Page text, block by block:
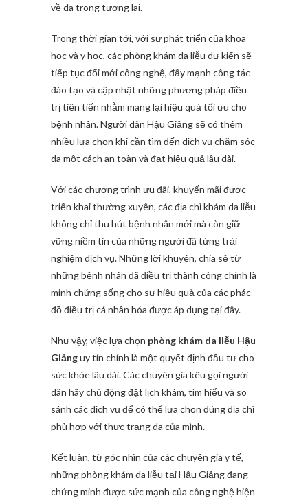
về da trong tương lai.
Trong thời gian tới, với sự phát triển của khoa
học và y học, các phòng khám da liễu dự kiến sẽ
tiếp tục đổi mới công nghệ, đẩy mạnh công tác
đào tạo và cập nhật những phương pháp điều
trị tiên tiến nhằm mang lại hiệu quả tối ưu cho
bệnh nhân. Người dân Hậu Giảng sẽ có thêm
nhiều lựa chọn khi cần tìm đến dịch vụ chăm sóc
da một cách an toàn và đạt hiệu quả lâu dài.
Với các chương trình ưu đãi, khuyến mãi được
triển khai thường xuyên, các địa chỉ khám da liễu
không chỉ thu hút bệnh nhân mới mà còn giữ
vững niềm tin của những người đã từng trải
nghiệm dịch vụ. Những lời khuyên, chia sẻ từ
những bệnh nhân đã điều trị thành công chính là
minh chứng sống cho sự hiệu quả của các phác
đồ điều trị cá nhân hóa được áp dụng tại đây.
Như vậy, việc lựa chọn phòng khám da liễu Hậu
Giảnguy tín chính là một quyết định đầu tư cho
sức khỏe lâu dài. Các chuyên gia kêu gọi người
dân hãy chủ động đặt lịch khám, tìm hiểu và so
sánh các dịch vụ để có thể lựa chọn đúng địa chỉ
phù hợp với thực trạng da của mình.
Kết luận, từ góc nhìn của các chuyên gia y tế,
những phòng khám da liễu tại Hậu Giảng đang
chứng minh được sức mạnh của công nghệ hiện